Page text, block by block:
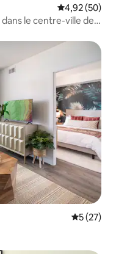
Note
4,92 (50)
le centre-ville de
aimés
Note
5 (27)